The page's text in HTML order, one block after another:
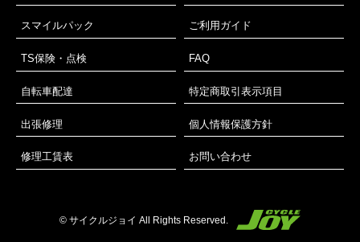
スマイルパック ご利用ガイド
TS保険・点検 FAQ
自転車配達 特定商取引表示項目
出張修理 個人情報保護方針
修理工賃表 お問い合わせ
© サイクルジョイ All Rights Reserved.